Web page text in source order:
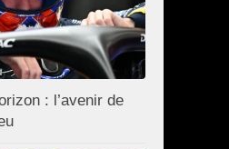
: l’avenir de